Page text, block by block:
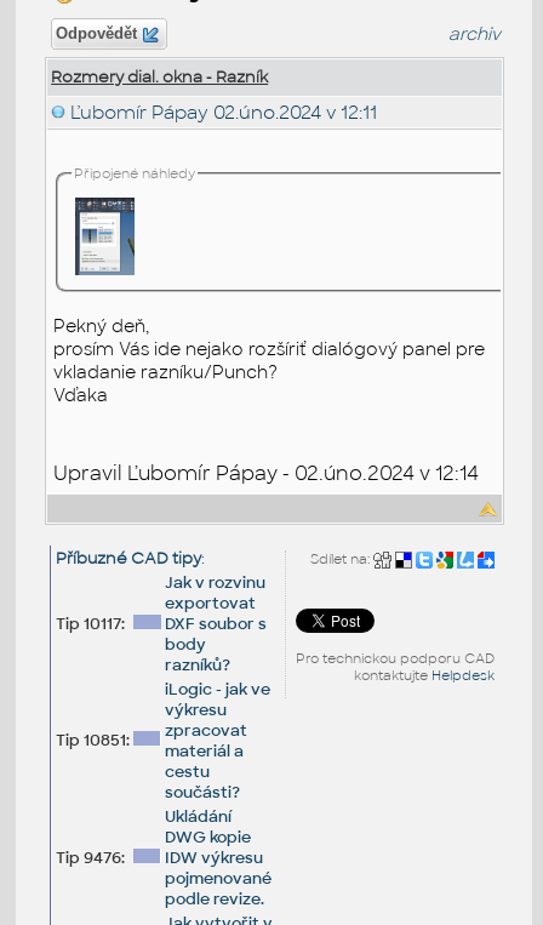
Odpovědět archiv
Rozmery dial. okna - Razník
Ľubomír Pápay 02.úno.2024 v 12:11
Připojené náhledy
Pekný deň,
prosím Vás ide nejako rozšíriť dialógový panel pre
vkladanie razníku/Punch?
Vďaka
Upravil Ľubomír Pápay - 02.úno.2024 v 12:14
Sdílet na:
Pro technickou podporu CAD
kontaktujte Helpdesk
Příbuzné CAD tipy:
Tip 10117:
Jak v rozvinu
exportovat
DXF soubor s
body
razníků?
Tip 10851:
iLogic - jak ve
výkresu
zpracovat
materiál a
cestu
součásti?
Tip 9476:
Ukládání
DWG kopie
IDW výkresu
pojmenované
podle revize.